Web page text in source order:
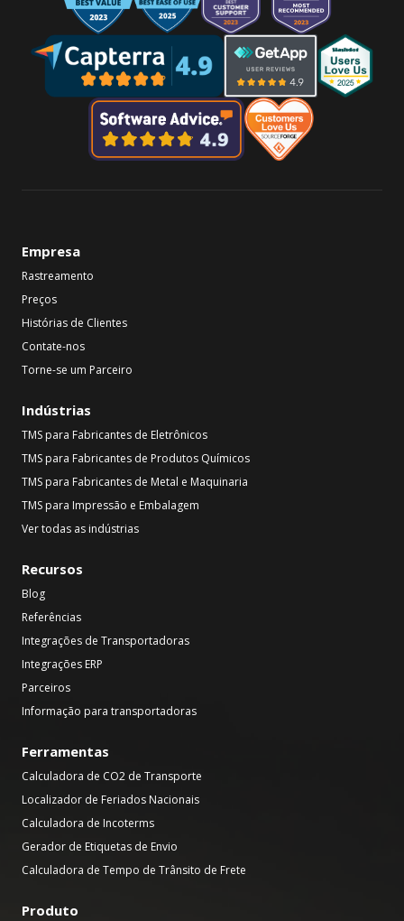
Empresa
Rastreamento
Preços
Histórias de Clientes
Contate-nos
Torne-se um Parceiro
Indústrias
TMS para Fabricantes de Eletrônicos
TMS para Fabricantes de Produtos Químicos
TMS para Fabricantes de Metal e Maquinaria
TMS para Impressão e Embalagem
Ver todas as indústrias
Recursos
Blog
Referências
Integrações de Transportadoras
Integrações ERP
Parceiros
Informação para transportadoras
Ferramentas
Calculadora de CO2 de Transporte
Localizador de Feriados Nacionais
Calculadora de Incoterms
Gerador de Etiquetas de Envio
Calculadora de Tempo de Trânsito de Frete
Produto